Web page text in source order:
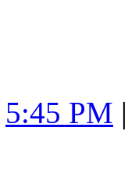
5:45 PM